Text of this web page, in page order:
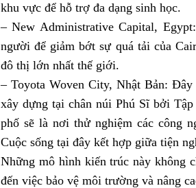
khu vực để hỗ trợ đa dạng sinh học.
– New Administrative Capital,
người để giảm bớt sự quá tải của
đô thị lớn nhất thế giới.
– Toyota Woven City, Nhật Bản:
xây dựng tại chân núi Phú Sĩ bởi
phố sẽ là nơi thử nghiệm các công
Cuộc sống tại đây kết hợp giữa tiện
Những mô hình kiến trúc này không
đến việc bảo vệ môi trường và nâng